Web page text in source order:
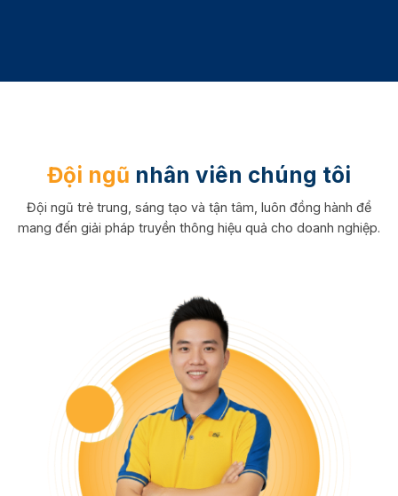
Đội ngũ nhân viên chúng tôi
Đội ngũ trẻ trung, sáng tạo và tận tâm, luôn đồng hành để
mang đến giải pháp truyền thông hiệu quả cho doanh nghiệp.